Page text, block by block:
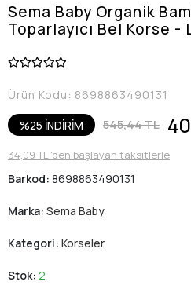
Sema Baby Organik
Toparlayıcı Bel Korse -
Ürün Kodu: 8698863490131
%25 İNDİRİM 545,44 TL
34,09 TL 'den başlayan taksitlerle
Barkod: 8698863490131
Marka: Sema Baby
Kategori: Korseler
Stok: 2